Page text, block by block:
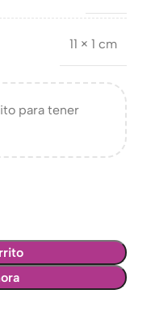
11 × 1 cm
para tener